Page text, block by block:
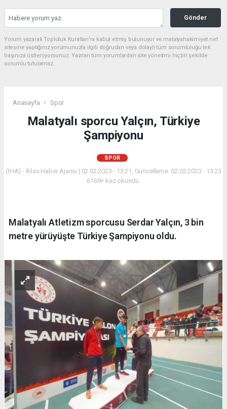
Gönder
Yorum yazarak Topluluk Kuralları’nı kabul etmiş bulunuyor ve malatyahakimiyet.net
sitesine yaptığınız yorumunuzla ilgili doğrudan veya dolaylı tüm sorumluluğu tek
başınıza üstleniyorsunuz. Yazılan tüm yorumlardan site yönetimi hiçbir şekilde
sorumlu tutulamaz.
Anasayfa Spor
Malatyalı sporcu Yalçın, Türkiye
Şampiyonu
SPOR
(İHA) - İhlas Haber Ajansı | 02.02.2023 - 13:21, Güncelleme: 02.02.2023 - 13:23
6169+ kez okundu.
Malatyalı Atletizm sporcusu Serdar Yalçın, 3 bin
metre yürüyüşte Türkiye Şampiyonu oldu.